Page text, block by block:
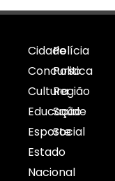
Cidade
Concurso
Cultura
Educação
Esporte
Estado
Nacional
Polícia
Politica
Região
Saúde
Social